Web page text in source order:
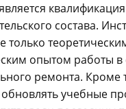
квалификация
состава.
только
опытом работы в
ремонта. Кроме
учебные